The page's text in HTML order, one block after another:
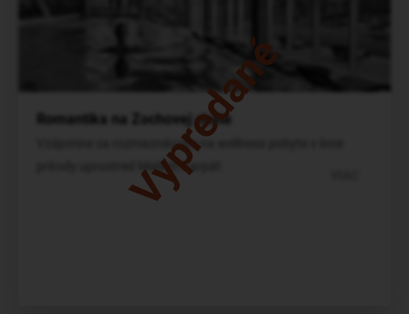
Vypredané
Romantika na Zochovej chate
Vzájomne sa rozmaznávajte na wellness pobyte v lone
prírody uprostred Malých Karpát.